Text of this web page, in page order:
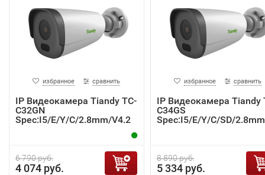
избранное сравнить
IP Видеокамера Tiandy TC-
C32GN
Spec:I5/E/Y/C/2.8mm/V4.2
6 790 руб.
4 074 руб.
избранное сравнить
IP Видеокамера Tiandy
C34GS
Spec:I5/E/Y/C/SD/
8 890 руб.
5 334 руб.